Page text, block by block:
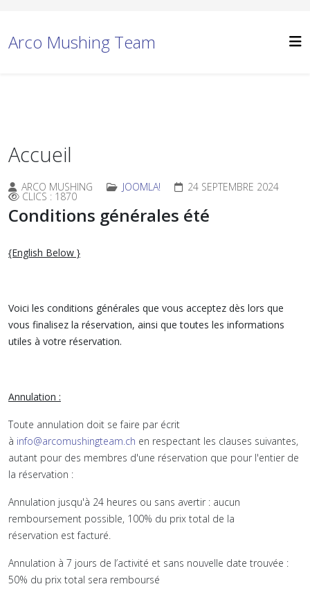
Arco Mushing Team
Accueil
ARCO MUSHING JOOMLA! 24 SEPTEMBRE 2024
CLICS : 1870
Conditions générales été
{English Below }
Voici les conditions générales que vous acceptez dès lors que
vous finalisez la réservation, ainsi que toutes les informations
utiles à votre réservation.
Annulation :
Toute annulation doit se faire par écrit
à info@arcomushingteam.ch en respectant les clauses suivantes,
autant pour des membres d'une réservation que pour l'entier de
la réservation :
Annulation jusqu'à 24 heures ou sans avertir : aucun
remboursement possible, 100% du prix total de la
réservation est facturé.
Annulation à 7 jours de l’activité et sans nouvelle date trouvée :
50% du prix total sera remboursé